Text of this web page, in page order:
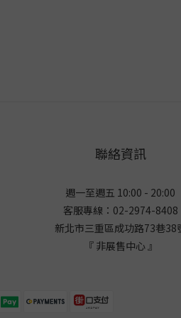
聯絡資訊
週一至週五 10:00 - 20:00
客服專線：02-2974-8408
新北市三重區成功路73巷38
『 非展售中心 』